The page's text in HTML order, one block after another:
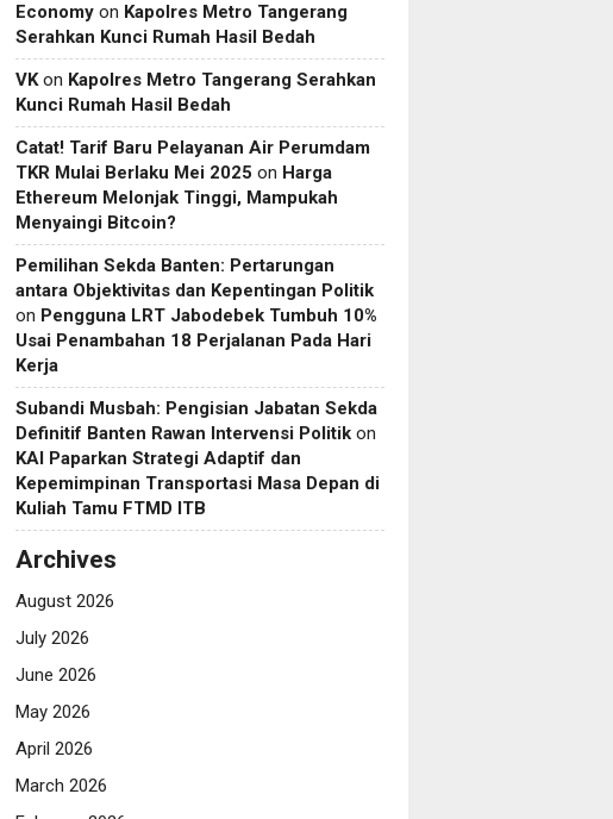
Economy on Kapolres Metro Tangerang
Serahkan Kunci Rumah Hasil Bedah
VKon Kapolres Metro Tangerang Serahkan
Kunci Rumah Hasil Bedah
Catat! Tarif Baru Pelayanan Air Perumdam
TKR Mulai Berlaku Mei 2025 on Harga
Ethereum Melonjak Tinggi, Mampukah
Menyaingi Bitcoin?
Pemilihan Sekda Banten: Pertarungan
antara Objektivitas dan Kepentingan Politik
on Pengguna LRT Jabodebek Tumbuh 10%
Usai Penambahan 18 Perjalanan Pada Hari
Kerja
Subandi Musbah: Pengisian Jabatan Sekda
Definitif Banten Rawan Intervensi Politik on
KAI Paparkan Strategi Adaptif dan
Kepemimpinan Transportasi Masa Depan di
Kuliah Tamu FTMD ITB
Archives
August 2026
July 2026
June 2026
May 2026
April 2026
March 2026